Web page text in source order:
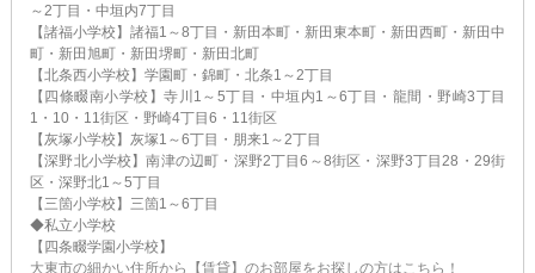
～2丁目・中垣内7丁目
【諸福小学校】諸福1～8丁目・新田本町・新田東本町・新田西町・新田中
町・新田旭町・新田堺町・新田北町
【北条西小学校】学園町・錦町・北条1～2丁目
【四條畷南小学校】寺川1～5丁目・中垣内1～6丁目・龍間・野崎3丁目
1・10・11街区・野崎4丁目6・11街区
【灰塚小学校】灰塚1～6丁目・朋来1～2丁目
【深野北小学校】南津の辺町・深野2丁目6～8街区・深野3丁目28・29街
区・深野北1～5丁目
【三箇小学校】三箇1～6丁目
◆私立小学校
【四条畷学園小学校】
大東市の細かい住所から【賃貸】のお部屋をお探しの方はこちら！